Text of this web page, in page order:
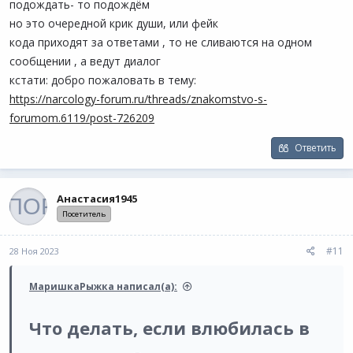
постоянке? Стоит ли переходить на более серьезный этап
отношений? Потому как он активно наступает, а я пока в
ступоре. С одной стороны смущает факт его постоянного
употребления, а с другой он такой душка. Помогите, плииизз!​
подождать- то подождём
но это очередной крик души, или фейк
кода приходят за ответами , то не сливаются на одном
сообщении , а ведут диалог
кстати: добро пожаловать в тему:
https://narcology-forum.ru/threads/znakomstvo-s-
forumom.6119/post-726209
Ответить
Анастасия1945
Посетитель
28 Ноя 2023 #11
МаришкаРыжка написал(а):
Что делать, если влюбилась в